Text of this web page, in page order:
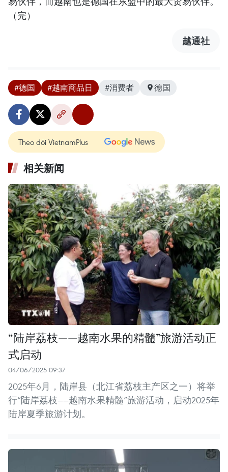
（完）
越通社
#德国 #越南商品日 #消费者 德国
Theo dõi VietnamPlus
相关新闻
“陆岸荔枝——越南水果的精髓”旅游活动正
式启动
04/06/2025 09:37
2025年6月，陆岸县（北江省荔枝主产区之一）将举
行“陆岸荔枝——越南水果精髓”旅游活动，启动2025年
陆岸夏季旅游计划。